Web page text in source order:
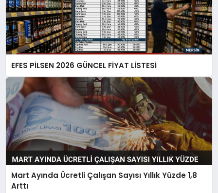
EFES PİLSEN 2026 GÜNCEL FİYAT LİSTESİ
Mart Ayında Ücretli Çalışan Sayısı Yıllık Yüzde 1,8
Arttı